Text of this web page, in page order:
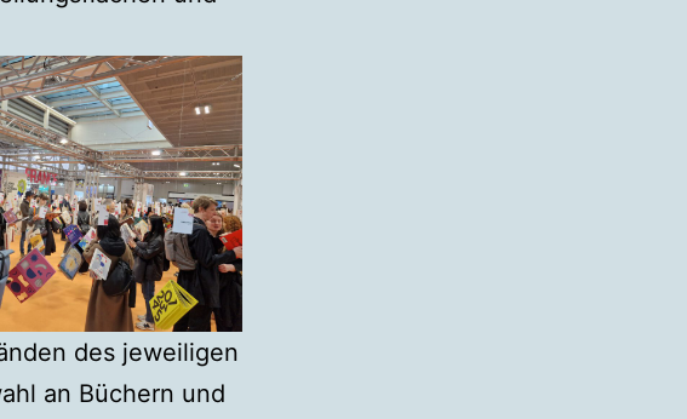
des jeweiligen
an Büchern und